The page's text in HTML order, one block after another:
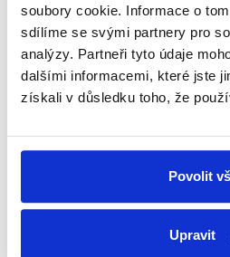
soubory cookie. Informace o
sdílíme se svými partnery pro
analýzy. Partneři tyto údaje
dalšími informacemi, které jste
získali v důsledku toho, že
Povolit
Upravit
investic upravujenařízení vlády
od 1. ledna 2021.
Uveďme, že tyto výzvy a
sNárodní strategií regenerace
s agenturou CzechInvest a jíž
, str. 1) pro zmíněné
za úkol zlepšení ve čtyřech
organizace; finanční podpora;
vzdělání, výzkum a osvěta (str.